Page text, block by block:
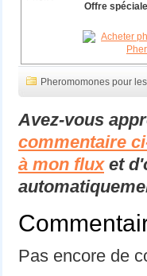
Offre
Pheromomones pour
Avez-vous
commentaire
à mon fluxet
Pas encore de